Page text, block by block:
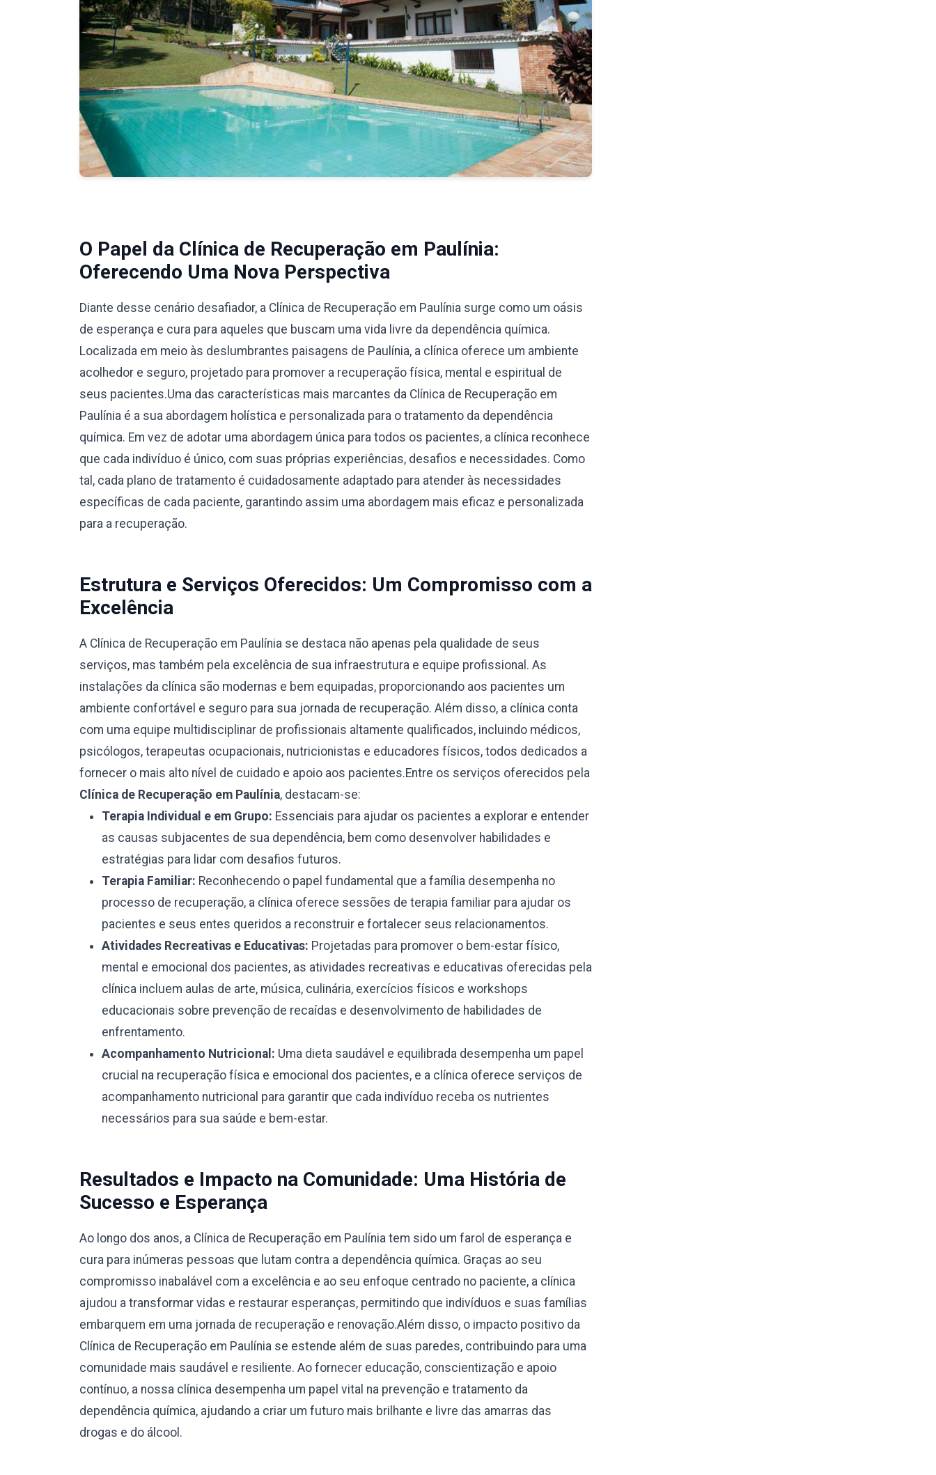
O Papel da Clínica de Recuperação em Paulínia:
Oferecendo Uma Nova Perspectiva
Diante desse cenário desafiador, a Clínica de Recuperação em Paulínia surge como um oásis
de esperança e cura para aqueles que buscam uma vida livre da dependência química.
Localizada em meio às deslumbrantes paisagens de Paulínia, a clínica oferece um ambiente
acolhedor e seguro, projetado para promover a recuperação física, mental e espiritual de
seus pacientes.Uma das características mais marcantes da Clínica de Recuperação em
Paulínia é a sua abordagem holística e personalizada para o tratamento da dependência
química. Em vez de adotar uma abordagem única para todos os pacientes, a clínica reconhece
que cada indivíduo é único, com suas próprias experiências, desafios e necessidades. Como
tal, cada plano de tratamento é cuidadosamente adaptado para atender às necessidades
específicas de cada paciente, garantindo assim uma abordagem mais eficaz e personalizada
para a recuperação.
Estrutura e Serviços Oferecidos: Um Compromisso com a
Excelência
A Clínica de Recuperação em Paulínia se destaca não apenas pela qualidade de seus
serviços, mas também pela excelência de sua infraestrutura e equipe profissional. As
instalações da clínica são modernas e bem equipadas, proporcionando aos pacientes um
ambiente confortável e seguro para sua jornada de recuperação. Além disso, a clínica conta
com uma equipe multidisciplinar de profissionais altamente qualificados, incluindo médicos,
psicólogos, terapeutas ocupacionais, nutricionistas e educadores físicos, todos dedicados a
fornecer o mais alto nível de cuidado e apoio aos pacientes.Entre os serviços oferecidos pela
Clínica de Recuperação em Paulínia, destacam-se:
Terapia Individual e em Grupo: Essenciais para ajudar os pacientes a explorar e entender
as causas subjacentes de sua dependência, bem como desenvolver habilidades e
estratégias para lidar com desafios futuros.
Terapia Familiar: Reconhecendo o papel fundamental que a família desempenha no
processo de recuperação, a clínica oferece sessões de terapia familiar para ajudar os
pacientes e seus entes queridos a reconstruir e fortalecer seus relacionamentos.
Atividades Recreativas e Educativas: Projetadas para promover o bem-estar físico,
mental e emocional dos pacientes, as atividades recreativas e educativas oferecidas pela
clínica incluem aulas de arte, música, culinária, exercícios físicos e workshops
educacionais sobre prevenção de recaídas e desenvolvimento de habilidades de
enfrentamento.
Acompanhamento Nutricional: Uma dieta saudável e equilibrada desempenha um papel
crucial na recuperação física e emocional dos pacientes, e a clínica oferece serviços de
acompanhamento nutricional para garantir que cada indivíduo receba os nutrientes
necessários para sua saúde e bem-estar.
Resultados e Impacto na Comunidade: Uma História de
Sucesso e Esperança
Ao longo dos anos, a Clínica de Recuperação em Paulínia tem sido um farol de esperança e
cura para inúmeras pessoas que lutam contra a dependência química. Graças ao seu
compromisso inabalável com a excelência e ao seu enfoque centrado no paciente, a clínica
ajudou a transformar vidas e restaurar esperanças, permitindo que indivíduos e suas famílias
embarquem em uma jornada de recuperação e renovação.Além disso, o impacto positivo da
Clínica de Recuperação em Paulínia se estende além de suas paredes, contribuindo para uma
comunidade mais saudável e resiliente. Ao fornecer educação, conscientização e apoio
contínuo, a nossa clínica desempenha um papel vital na prevenção e tratamento da
dependência química, ajudando a criar um futuro mais brilhante e livre das amarras das
drogas e do álcool.